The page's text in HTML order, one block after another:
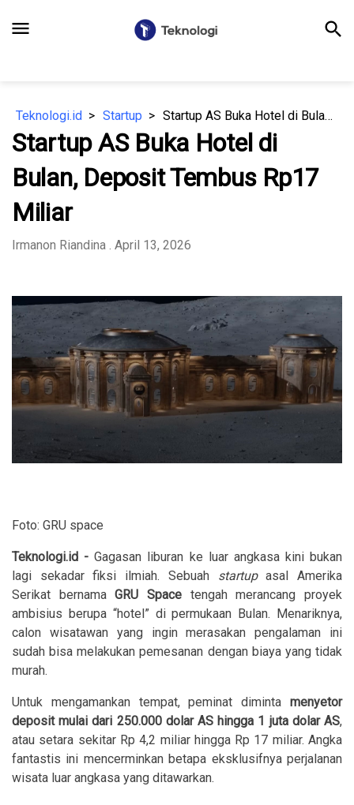
menu search
Teknologi.id Startup Startup AS Buka Hotel di Bulan, Deposit Tembus Rp17 Miliar
Startup AS Buka Hotel di
Bulan, Deposit Tembus Rp17
Miliar
Irmanon Riandina . April 13, 2026
Foto: GRU space
Teknologi.id -Gagasan liburan ke luar angkasa kini bukan
lagi sekadar fiksi ilmiah. Sebuah startupasal Amerika
Serikat bernamaGRU Space tengah merancang proyek
ambisius berupa “hotel” di permukaan Bulan. Menariknya,
calon wisatawan yang ingin merasakan pengalaman ini
sudah bisa melakukan pemesanan dengan biaya yang tidak
murah.
Untuk mengamankan tempat, peminat diminta menyetor
deposit mulai dari 250.000 dolar AS hingga 1 juta dolar AS,
atau setara sekitar Rp 4,2 miliar hingga Rp 17 miliar. Angka
fantastis ini mencerminkan betapa eksklusifnya perjalanan
wisata luar angkasa yang ditawarkan.